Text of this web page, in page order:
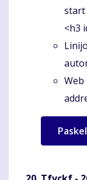
start
<h3
Web